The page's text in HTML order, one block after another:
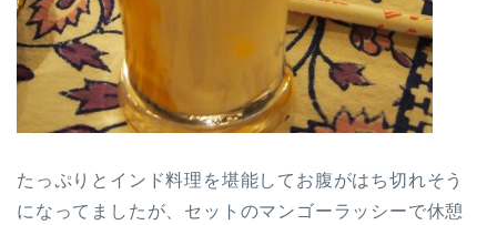
たっぷりとインド料理を堪能してお腹がはち切れそう
になってましたが、セットのマンゴーラッシーで休憩